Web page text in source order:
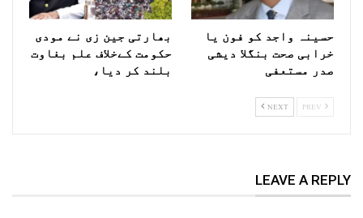
حسینہ واجد کو فون یا
خرابی صحت بنگلا دیشی
صدر مستعفی
بھارتی جین زی نے مودی
حکومت کےخلاف علم بغاوت
بلند کر دیا،
NEXT
LEAVE A REPLY